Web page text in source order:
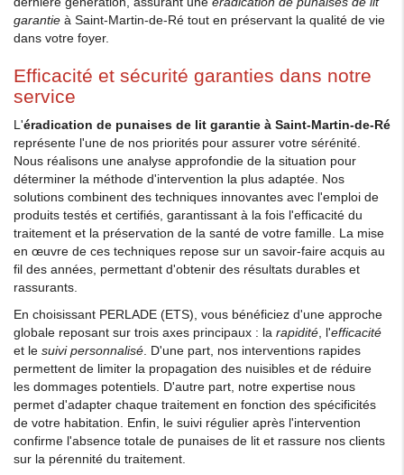
garantie à Saint-Martin-de-Ré tout en préservant la qualité de vie
dans votre foyer.
Efficacité et sécurité garanties dans notre
service
L'éradication de punaises de lit garantie à Saint-Martin-de-Ré
représente l'une de nos priorités pour assurer votre sérénité.
Nous réalisons une analyse approfondie de la situation pour
déterminer la méthode d'intervention la plus adaptée. Nos
solutions combinent des techniques innovantes avec l'emploi de
produits testés et certifiés, garantissant à la fois l'efficacité du
traitement et la préservation de la santé de votre famille. La mise
en œuvre de ces techniques repose sur un savoir-faire acquis au
fil des années, permettant d'obtenir des résultats durables et
rassurants.
En choisissant PERLADE (ETS), vous bénéficiez d'une approche
globale reposant sur trois axes principaux : la rapidité, l'efficacité
et le suivi personnalisé. D'une part, nos interventions rapides
permettent de limiter la propagation des nuisibles et de réduire
les dommages potentiels. D'autre part, notre expertise nous
permet d'adapter chaque traitement en fonction des spécificités
de votre habitation. Enfin, le suivi régulier après l'intervention
confirme l'absence totale de punaises de lit et rassure nos clients
sur la pérennité du traitement.